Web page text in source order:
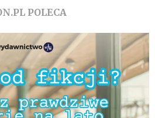
POLECA